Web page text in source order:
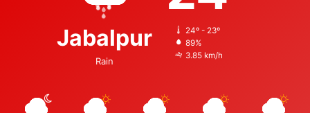
Jabalpur
Rain
24º - 23º
89%
3.85 km/h